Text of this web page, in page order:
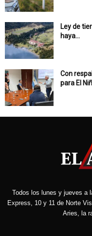
Ley de
haya...
Con
para El
Todos los lunes y jueves a
Express, 10 y 11 de Norte
Aries, la